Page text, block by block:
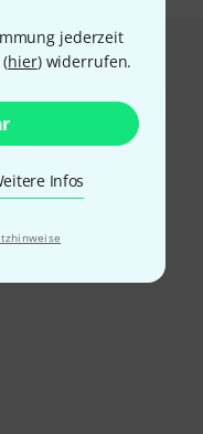
jederzeit
hier) widerrufen.
Infos
Nachnahme,